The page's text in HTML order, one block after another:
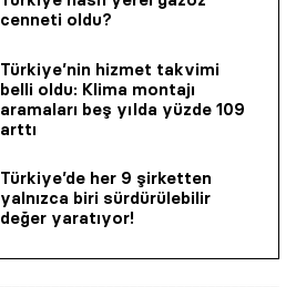
cenneti oldu?
Türkiye’nin hizmet takvimi
belli oldu: Klima montajı
aramaları beş yılda yüzde 109
arttı
Türkiye’de her 9 şirketten
yalnızca biri sürdürülebilir
değer yaratıyor!